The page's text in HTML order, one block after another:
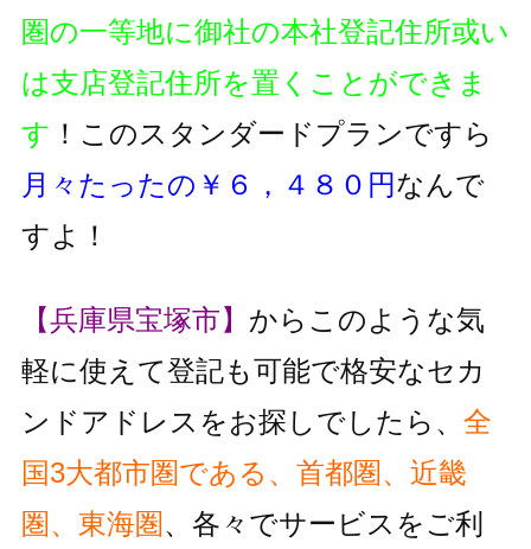
圏の一等地に御社の本社登記住所或い
は支店登記住所を置くことができま
す ！このスタンダードプランですら
月々たったの￥６，４８０円なんで
すよ！
【兵庫県宝塚市】 からこのような気
軽に使えて登記も可能で格安なセカ
ンドアドレスをお探しでしたら、 全
国3大都市圏である、首都圏、近畿
圏、東海圏、各々でサービスをご利